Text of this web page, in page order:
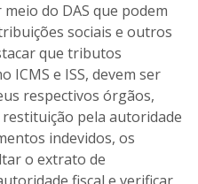
do DAS que podem
sociais e outros
que tributos
ICMS e ISS, devem ser
respectivos órgãos,
pela autoridade
indevidos, os
o extrato de